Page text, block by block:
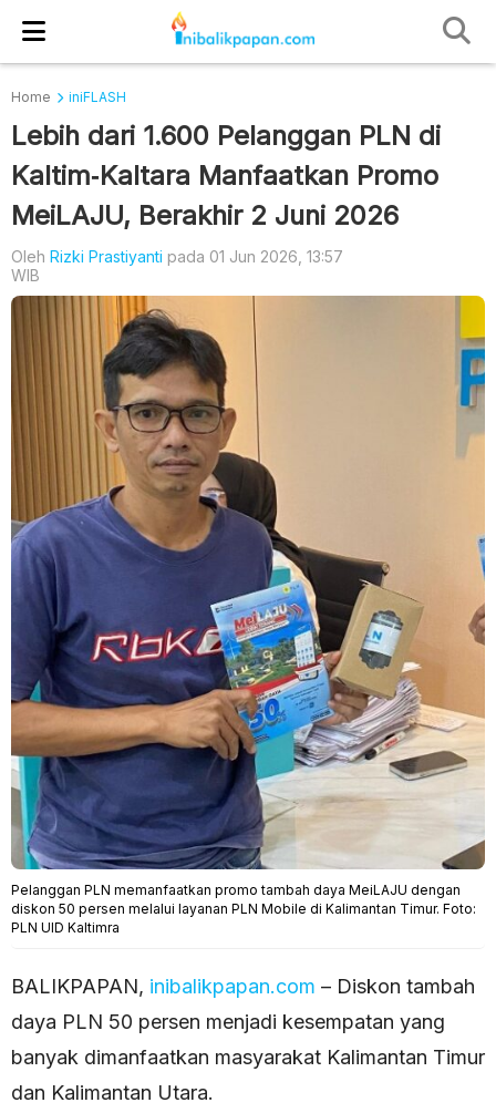
Home iniFLASH
Lebih dari 1.600 Pelanggan PLN di
Kaltim‐Kaltara Manfaatkan Promo
MeiLAJU, Berakhir 2 Juni 2026
Oleh Rizki Prastiyanti pada 01 Jun 2026, 13:57
WIB
Pelanggan PLN memanfaatkan promo tambah daya MeiLAJU dengan
diskon 50 persen melalui layanan PLN Mobile di Kalimantan Timur. Foto:
PLN UID Kaltimra
BALIKPAPAN, inibalikpapan.com – Diskon tambah
daya PLN 50 persen menjadi kesempatan yang
banyak dimanfaatkan masyarakat Kalimantan Timur
dan Kalimantan Utara.